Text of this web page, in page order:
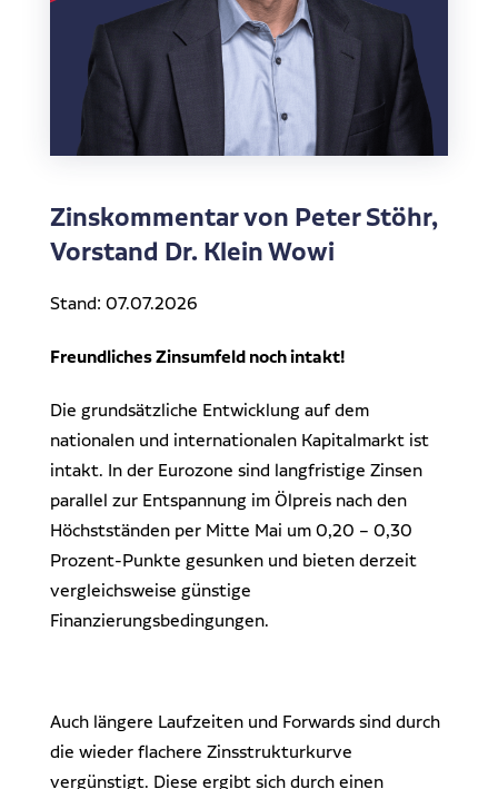
Zinskommentar von Peter Stöhr,
Vorstand Dr. Klein Wowi
Stand: 07.07.2026
Freundliches Zinsumfeld noch intakt!
Die grundsätzliche Entwicklung auf dem
nationalen und internationalen Kapitalmarkt ist
intakt. In der Eurozone sind langfristige Zinsen
parallel zur Entspannung im Ölpreis nach den
Höchstständen per Mitte Mai um 0,20 – 0,30
Prozent-Punkte gesunken und bieten derzeit
vergleichsweise günstige
Finanzierungsbedingungen.
Auch längere Laufzeiten und Forwards sind durch
die wieder flachere Zinsstrukturkurve
vergünstigt. Diese ergibt sich durch einen